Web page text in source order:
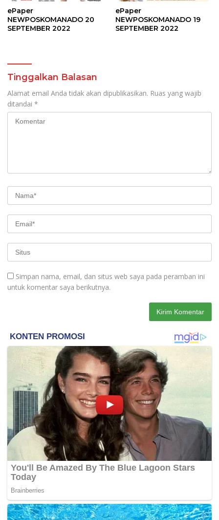
ePaper
NEWPOSKOMANADO 20
SEPTEMBER 2022
ePaper
NEWPOSKOMANADO 19
SEPTEMBER 2022
Tinggalkan Balasan
Alamat email Anda tidak akan dipublikasikan. Ruas yang wajib
ditandai *
Simpan nama, email, dan situs web saya pada peramban ini
untuk komentar saya berikutnya.